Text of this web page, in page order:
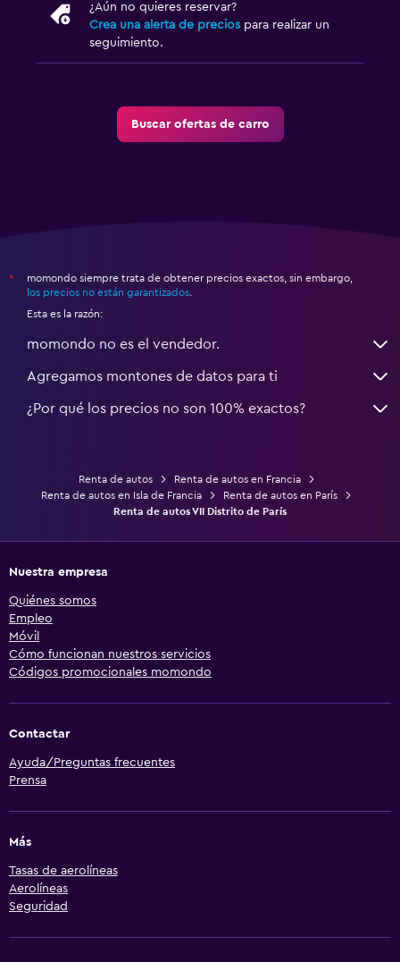
¿Aún no quieres reservar?
Crea una alerta de precios para realizar un
seguimiento.
Buscar ofertas de carro
*
momondo siempre trata de obtener precios exactos, sin embargo,
los precios no están garantizados.
Esta es la razón:
momondo no es el vendedor.
Agregamos montones de datos para ti
¿Por qué los precios no son 100% exactos?
Renta de autos
Renta de autos en Francia
Renta de autos en Isla de Francia
Renta de autos en París
Renta de autos VII Distrito de París
Nuestra empresa
Quiénes somos
Empleo
Móvil
Cómo funcionan nuestros servicios
Códigos promocionales momondo
Contactar
Ayuda/Preguntas frecuentes
Prensa
Más
Tasas de aerolíneas
Aerolíneas
Seguridad